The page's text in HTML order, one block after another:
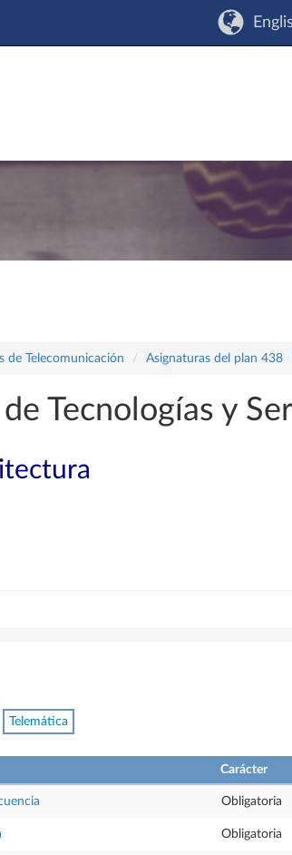
de Telecomunicación Asignaturas del plan 438
Tecnologías y
Telemática
Carácter
Obligatoria
Obligatoria